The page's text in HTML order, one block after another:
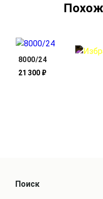
8000/24
21 300 ₽
Поиск